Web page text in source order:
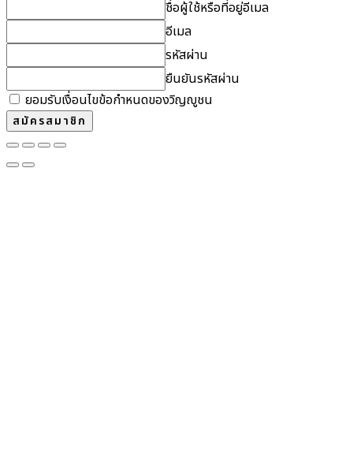
ชื่อผู้ใช้หรือที่อยู่อีเมล
อีเมล
รหัสผ่าน
ยืนยันรหัสผ่าน
ยอมรับเงื่อนไขข้อกำหนดของวิญญูชน